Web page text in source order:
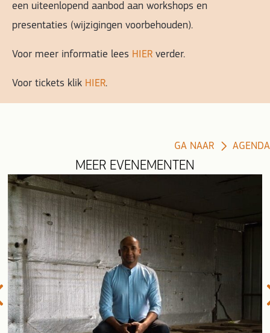
een uiteenlopend aanbod aan workshops en
presentaties (wijzigingen voorbehouden).
Voor meer informatie lees HIER verder.
Voor tickets klik HIER.
GA NAAR AGENDA
MEER EVENEMENTEN